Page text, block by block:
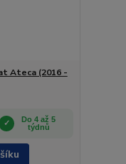
Ateca (2016 -
Do 4 až 5
týdnů